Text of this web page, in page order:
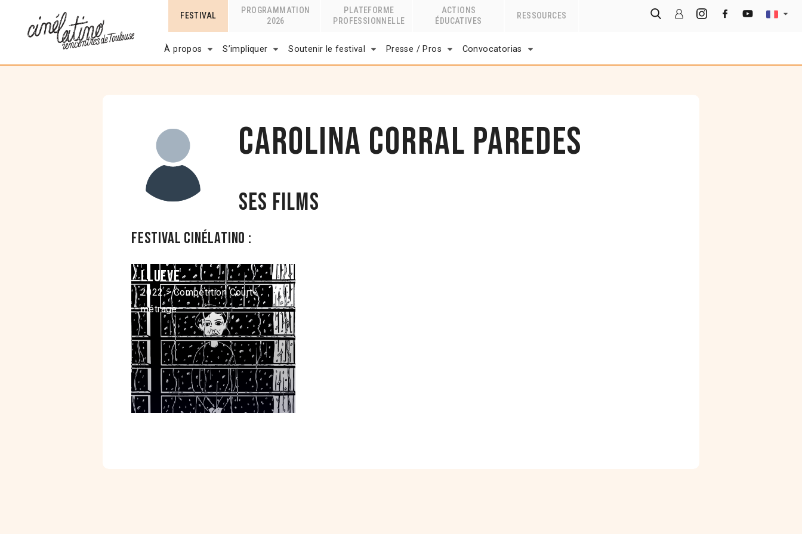
FESTIVAL
PROGRAMMATION
2026
PLATEFORME
PROFESSIONNELLE
ACTIONS
ÉDUCATIVES
RESSOURCES
À propos S’impliquer Soutenir le festival Presse / Pros Convocatorias
Carolina Corral Paredes
Ses films
Festival Cinélatino :
Llueve
2022 > Compétition Court-
métrage